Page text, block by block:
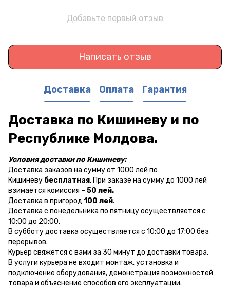
Добавьте первый отзыв
Написать отзыв
Доставка Оплата Гарантия
Доставка по Кишиневу и по
Республике Молдова.
Условия доставки по Кишиневу:
Доставка заказов на сумму от 1000 лей по
Кишиневу бесплатная. При заказе на сумму до 1000 лей
взимается комиссия – 50 лей.
Доставка в пригород 100 лей.
Доставка с понедельника по пятницу осуществляется с
10:00 до 20:00.
В субботу доставка осуществляется с 10:00 до 17:00 без
перерывов.
Курьер свяжется с вами за 30 минут до доставки товара.
В услуги курьера не входит монтаж, установка и
подключение оборудования, демонстрация возможностей
товара и объяснение способов его эксплуатации.